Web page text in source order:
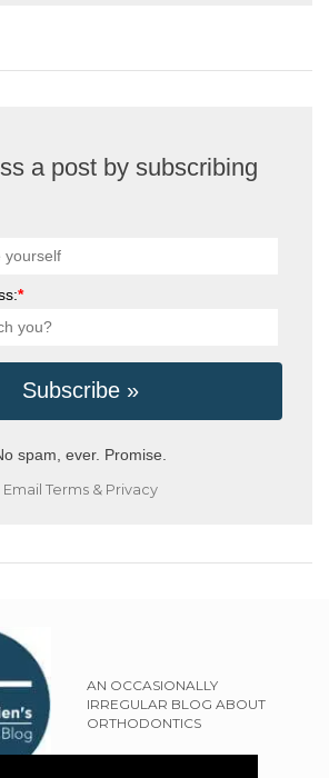
a post by subscribing
*
spam, ever. Promise.
Email Terms& Privacy
AN OCCASIONALLY
IRREGULAR BLOG ABOUT
ORTHODONTICS